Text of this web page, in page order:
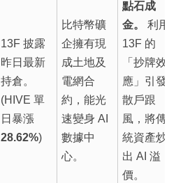
13F 披露
昨日最新
持倉。
(HIVE 單
日暴漲
28.62%)
比特幣礦
企擁有現
成土地及
電網合
約，能光
速變身 AI
數據中
心。
點石成
金。
利用
13F 的
「抄牌效
應」引發
散戶跟
風，將傳
統資產炒
出 AI 溢
價。